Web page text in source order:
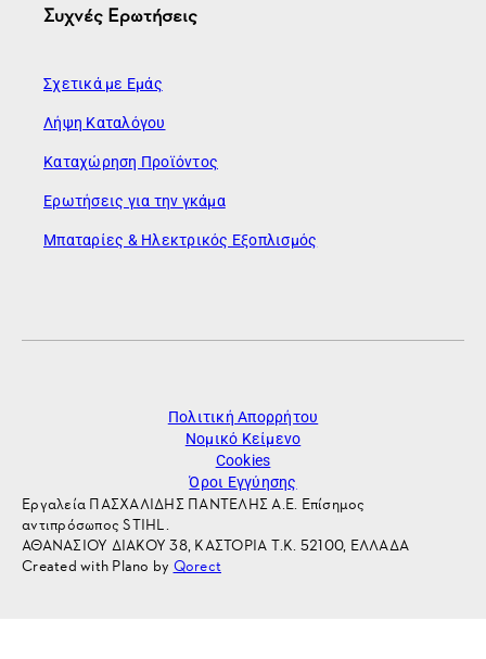
Συχνές Ερωτήσεις
Σχετικά με Εμάς
Λήψη Καταλόγου
Καταχώρηση Προϊόντος
Ερωτήσεις για την γκάμα
Μπαταρίες & Ηλεκτρικός Εξοπλισμός
Πολιτική Απορρήτου
Νομικό Κείμενο
Cookies
Όροι Εγγύησης
Εργαλεία ΠΑΣΧΑΛΙΔΗΣ ΠΑΝΤΕΛΗΣ Α.Ε. Επίσημος
αντιπρόσωπος STIHL.
ΑΘΑΝΑΣΙΟΥ ΔΙΑΚΟΥ 38, ΚΑΣΤΟΡΙΑ Τ.Κ. 52100, ΕΛΛΑΔΑ
Created with Plano by Qorect